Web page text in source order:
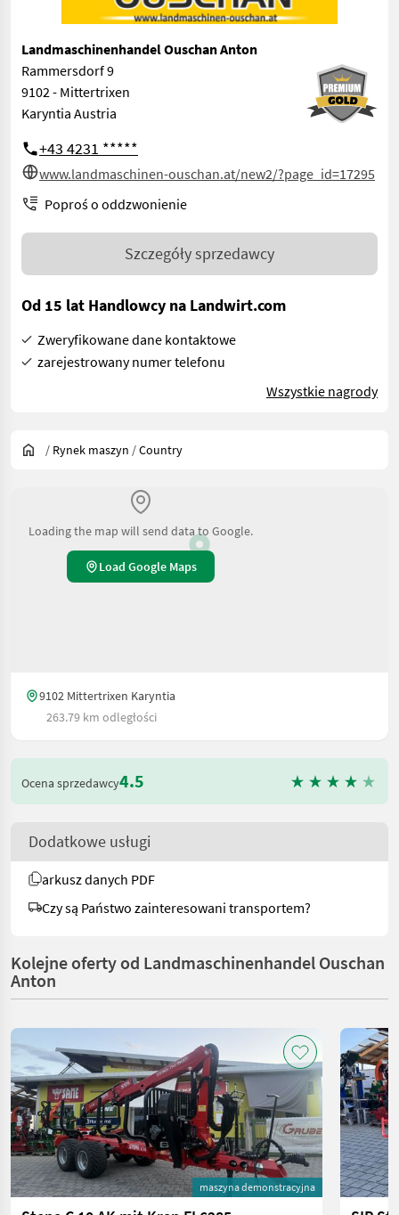
Landmaschinenhandel Ouschan Anton
Rammersdorf 9
9102 - Mittertrixen
Karyntia Austria
+43 4231 *****
www.landmaschinen-ouschan.at/new2/?page_id=17295
Poproś o oddzwonienie
Szczegóły sprzedawcy
Od 15 lat Handlowcy na Landwirt.com
Zweryfikowane dane kontaktowe
zarejestrowany numer telefonu
Wszystkie nagrody
/ Rynek maszyn /Country
Loading the map will send data to Google.
Load Google Maps
9102 Mittertrixen Karyntia
263.79 km odległości
Ocena sprzedawcy4.5
Dodatkowe usługi
arkusz danych PDF
Czy są Państwo zainteresowani transportem?
Kolejne oferty od Landmaschinenhandel Ouschan
Anton
maszyna demonstracyjna